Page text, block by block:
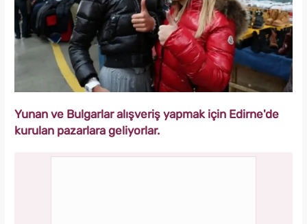
Yunan ve Bulgarlar alışveriş yapmak için Edirne'de
kurulan pazarlara geliyorlar.